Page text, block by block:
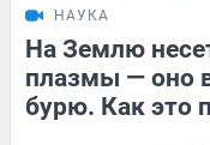
НАУКА
На Землю
плазмы — оно
бурю. Как это